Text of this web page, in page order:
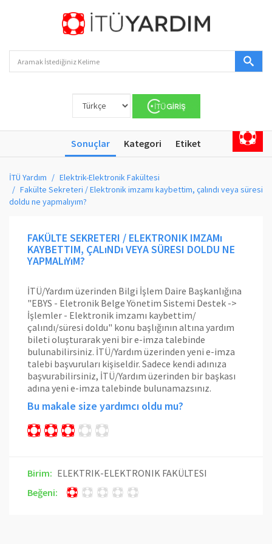
Sonuçlar Kategori Etiket
İTÜ Yardım
Elektrik-Elektronik Fakültesi
Fakülte Sekreteri / Elektronik imzamı kaybettim, çalındı veya süresi
doldu ne yapmalıyım?
FAKÜLTE SEKRETERI / ELEKTRONIK IMZAMı
KAYBETTIM, ÇALıNDı VEYA SÜRESI DOLDU NE
YAPMALıYıM?
İTÜ/Yardım üzerinden Bilgi İşlem Daire Başkanlığına
"EBYS - Eletronik Belge Yönetim Sistemi Destek ->
İşlemler - Elektronik imzamı kaybettim/
çalındı/süresi doldu" konu başlığının altına yardım
bileti oluşturarak yeni bir e-imza talebinde
bulunabilirsiniz. İTÜ/Yardım üzerinden yeni e-imza
talebi başvuruları kişiseldir. Sadece kendi adınıza
başvurabilirsiniz, İTÜ/Yardım üzerinden bir başkası
adına yeni e-imza talebinde bulunamazsınız.
Bu makale size yardımcı oldu mu?
Birim: ELEKTRIK-ELEKTRONIK FAKÜLTESI
Beğeni: